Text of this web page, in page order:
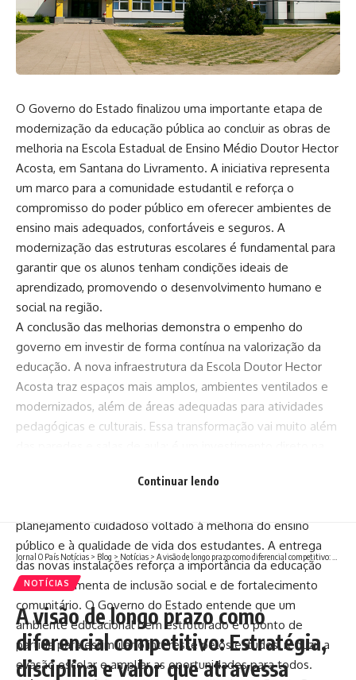
O Governo do Estado finalizou uma importante etapa de
modernização da educação pública ao concluir as obras de
melhoria na Escola Estadual de Ensino Médio Doutor Hector
Acosta, em Santana do Livramento. A iniciativa representa
um marco para a comunidade estudantil e reforça o
compromisso do poder público em oferecer ambientes de
ensino mais adequados, confortáveis e seguros. A
modernização das estruturas escolares é fundamental para
garantir que os alunos tenham condições ideais de
aprendizado, promovendo o desenvolvimento humano e
social na região.
A conclusão das melhorias demonstra o empenho do
governo em investir de forma contínua na valorização da
educação. A nova infraestrutura da Escola Doutor Hector
Acosta traz espaços mais amplos, ambientes ventilados e
modernizados, além de áreas adequadas para atividades
pedagógicas e culturais. Essa transformação vai muito além
planejamento cuidadoso voltado à melhoria do ensino
público e à qualidade de vida dos estudantes. A entrega
das novas instalações reforça a importância da educação
como ferramenta de inclusão social e de fortalecimento
comunitário. O Governo do Estado entende que um
ambiente educacional bem estruturado é o ponto de
partida para estimular o interesse pelos estudos, reduzir a
evasão escolar e ampliar as oportunidades para todos.
Continuar lendo
Jornal O País Notícias > Blog > Notícias > A visão de longo prazo como diferencial competitivo: Estratégia, disciplina e valor que atravessa ciclos
NOTÍCIAS
A visão de longo prazo como
diferencial competitivo: Estratégia,
disciplina e valor que atravessa